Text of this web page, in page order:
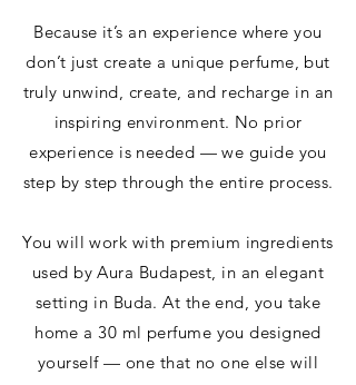
Because it’s an experience where you
don’t just create a unique perfume, but
truly unwind, create, and recharge in an
inspiring environment. No prior
experience is needed — we guide you
step by step through the entire process.
You will work with premium ingredients
used by Aura Budapest, in an elegant
setting in Buda. At the end, you take
home a 30 ml perfume you designed
yourself — one that no one else will